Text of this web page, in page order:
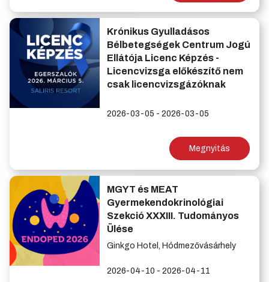
Krónikus Gyulladásos
Bélbetegségek Centrum Jogú
Ellátója Licenc Képzés -
Licencvizsga előkészítő nem
csak licencvizsgázóknak
2026-03-05 - 2026-03-05
Megnyitás
MGYT és MEAT
Gyermekendokrinológiai
Szekció XXXIII. Tudományos
Ülése
Ginkgo Hotel, Hódmezővásárhely
2026-04-10 - 2026-04-11